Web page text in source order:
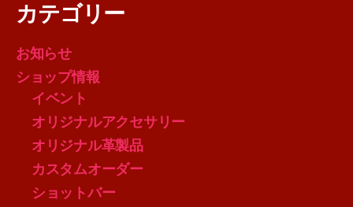
カテゴリー
お知らせ
ショップ情報
イベント
オリジナルアクセサリー
オリジナル革製品
カスタムオーダー
ショットバー